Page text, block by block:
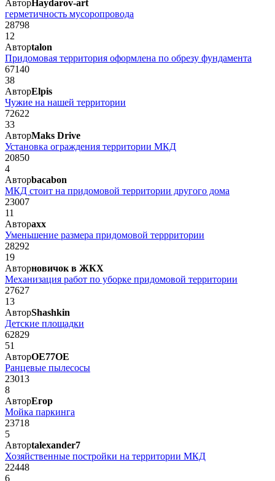
Автор Haydarov-art
герметичность мусоропровода
28798
12
Авторtalon
Придомовая территория оформлена по обрезу фундамента
67140
38
АвторElpis
Чужие на нашей территории
72622
33
АвторMaks Drive
Установка ограждения территории МКД
20850
4
Авторbacabon
МКД стоит на придомовой территории другого дома
23007
11
Авторaxx
Уменьшение размера придомовой террритории
28292
19
Авторновичок в ЖКХ
Механизация работ по уборке придомовой территории
27627
13
АвторShashkin
Детские площадки
62829
51
АвторOE77OE
Ранцевые пылесосы
23013
8
АвторЕгор
Мойка паркинга
23718
5
Авторtalexander7
Хозяйственные постройки на территории МКД
22448
6